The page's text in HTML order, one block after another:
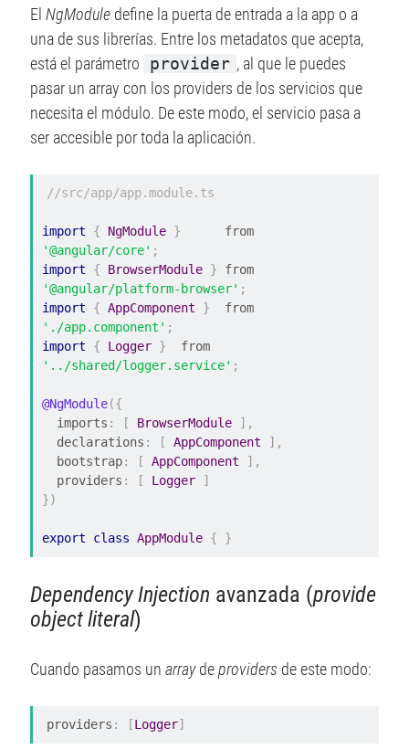
ElNgModule define la puerta de entrada a la app o a
una de sus librerías. Entre los metadatos que acepta,
está el parámetro
provider , al que le puedes
pasar un array con los providers de los servicios que
necesita el módulo. De este modo, el servicio pasa a
ser accesible por toda la aplicación.
//src/app/app.module.ts
import { NgModule }
'@angular/core' ;
import
{ BrowserModule }
'@angular/platform-browser' ;
import
{ AppComponent }
'./app.component' ;
import
{ Logger }
'../shared/logger.service' ;
@NgModule({
  imports
: [ BrowserModule
],
  declarations
: [ AppComponent
],
  bootstrap
: [ AppComponent
],
  providers
: [ Logger
]
})
export class AppModule { }
Dependency Injection avanzada (provide
object literal)
Cuando pasamos unarraydeproviders de este modo:
providers : [Logger]